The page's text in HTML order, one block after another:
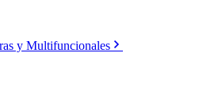
y Multifuncionales